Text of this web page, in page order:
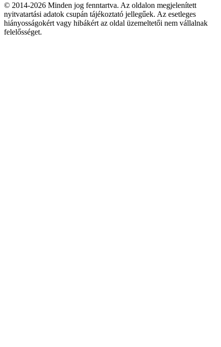
© 2014-2026 Minden jog fenntartva. Az oldalon megjelenített
nyitvatartási adatok csupán tájékoztató jellegűek. Az esetleges
hiányosságokért vagy hibákért az oldal üzemeltetői nem vállalnak
felelősséget.